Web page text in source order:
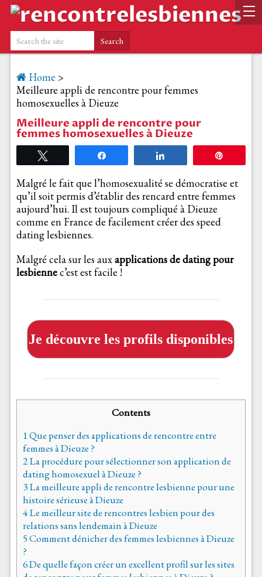
Home >
Meilleure appli de rencontre pour femmes
homosexuelles à Dieuze
Meilleure appli de rencontre pour
femmes homosexuelles à Dieuze
Malgré le fait que l’homosexualité se démocratise et
qu’il soit permis d’établir des rencard entre femmes
aujourd’hui. Il est toujours compliqué à Dieuze
comme en France de facilement créer des speed
dating lesbiennes.
Malgré cela sur les auxapplications de dating pour
lesbiennec’est est facile !
Je découvre les profils disponibles
Contents
1Que penser des applications de rencontre entre
femmes à Dieuze ?
2La procédure pour sélectionner son application de
dating homosexuel à Dieuze ?
3La meilleure appli de rencontre lesbienne pour une
histoire sérieuse à Dieuze
4Le meilleur site de rencontres lesbien pour des
relations sans lendemain à Dieuze
5Comment dénicher des femmes lesbiennes à Dieuze
?
6De quelle façon créer un excellent profil sur les sites